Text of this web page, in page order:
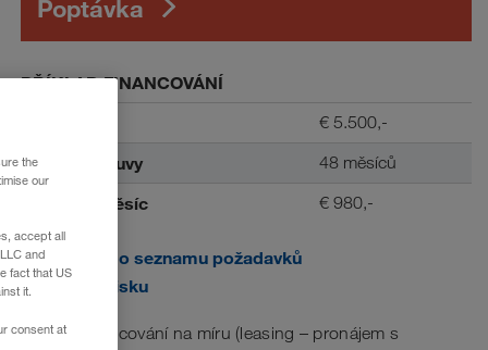
Poptávka
PŘÍKLAD FINANCOVÁNÍ
€ 5.500,-
Trvání smlouvy 48 měsíců
Splátka / měsíc € 980,-
Přidejte do seznamu požadavků
Náhled tisku
Modely financování na míru (leasing – pronájem s
the
our
accept all
and
fact that US
it.
consent at